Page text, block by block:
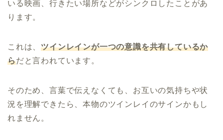
いる映画、行きたい場所などがシンクロしたことがあ
ります。
これは、ツインレインが一つの意識を共有しているか
らだと言われています。
そのため、言葉で伝えなくても、お互いの気持ちや状
況を理解できたら、本物のツインレイのサインかもし
れません。